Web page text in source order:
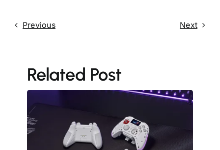
Previous Next
Related Post